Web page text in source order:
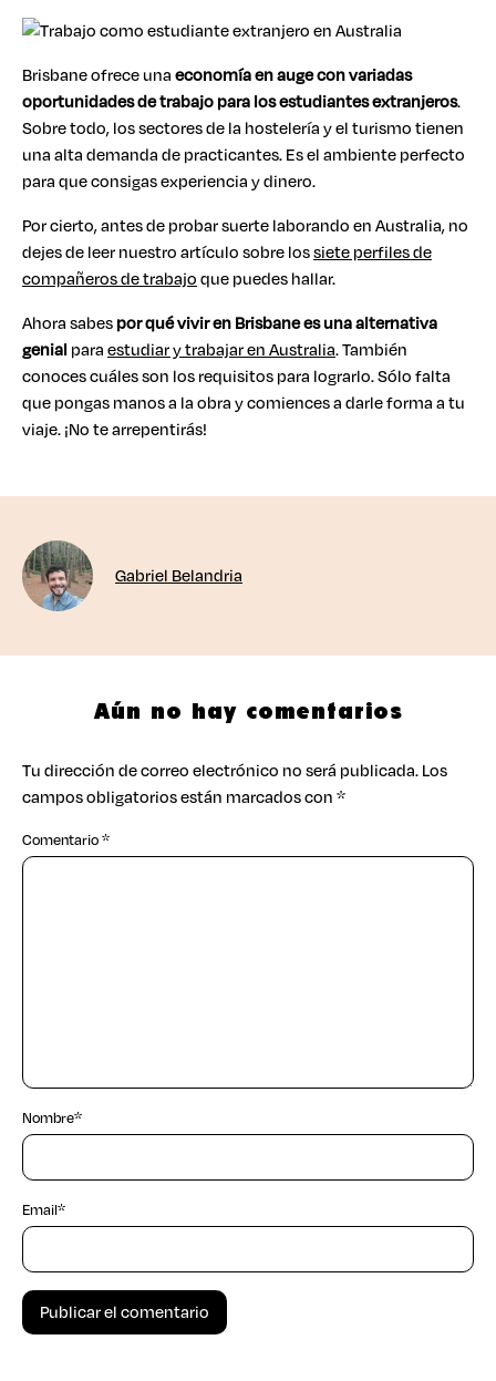
Brisbane ofrece unaeconomía en auge con variadas
oportunidades de trabajo para los estudiantes extranjeros.
Sobre todo, los sectores de la hostelería y el turismo tienen
una alta demanda de practicantes. Es el ambiente perfecto
para que consigas experiencia y dinero.
Por cierto, antes de probar suerte laborando en Australia, no
dejes de leer nuestro artículo sobre lossiete perfiles de
compañeros de trabajoque puedes hallar.
Ahora sabespor qué vivir en Brisbane es una alternativa
genial paraestudiar y trabajar en Australia. También
conoces cuáles son los requisitos para lograrlo. Sólo falta
que pongas manos a la obra y comiences a darle forma a tu
viaje. ¡No te arrepentirás!
Gabriel Belandria
Aún no hay comentarios
Tu dirección de correo electrónico no será publicada.Los
campos obligatorios están marcados con*
Comentario*
Nombre*
Email*